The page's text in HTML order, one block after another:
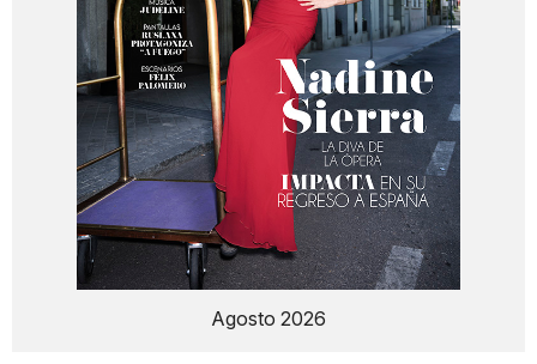
Agosto 2026